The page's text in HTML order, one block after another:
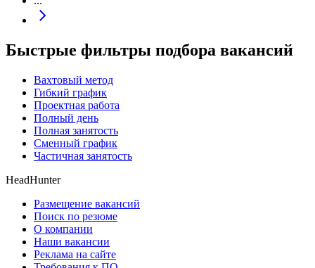
Быстрые фильтры подбора вакансий
Вахтовый метод
Гибкий график
Проектная работа
Полный день
Полная занятость
Сменный график
Частичная занятость
HeadHunter
Размещение вакансий
Поиск по резюме
О компании
Наши вакансии
Реклама на сайте